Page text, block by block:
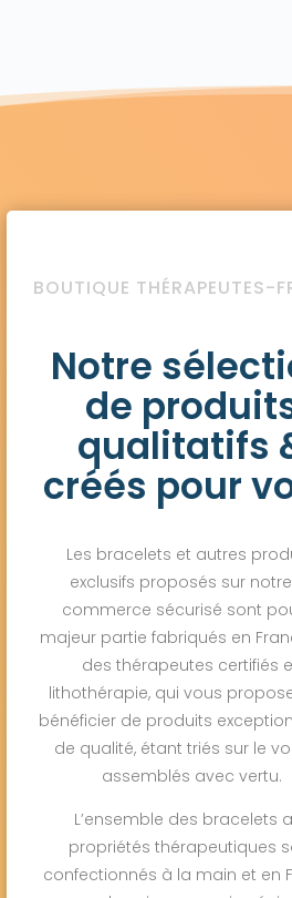
BOUTIQUE THÉRAPEUTES-
Notre
de
qualitatifs
créés pour
Les bracelets et autres
exclusifs proposés sur
commerce sécurisé sont
majeur partie fabriqués en
des thérapeutes certifiés
lithothérapie, qui vous
bénéficier de produits
de qualité, étant triés sur le
assemblés avec vertu.
L’ensemble des bracelets
propriétés thérapeutiques
confectionnés à la main et en